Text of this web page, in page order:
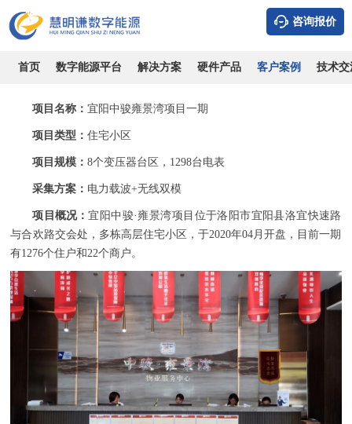
咨询报价
首页 数字能源平台 解决方案 硬件产品 客户案例 技术交
宜阳中骏雍景湾-住宅小区电表预付费案例
时间：2026-08-06 浏览：10743 作者：admin
项目名称：宜阳中骏雍景湾项目一期
项目类型：住宅小区
项目规模：8个变压器台区，1298台电表
采集方案： 电力载波+无线双模
项目概况：宜阳中骏·雍景湾项目位于洛阳市宜阳县洛宜快速路
与合欢路交会处，多栋高层住宅小区，于2020年04月开盘，目前一期
有1276个住户和22个商户。